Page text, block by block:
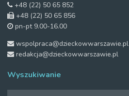
+48 (22) 50 65 852
+48 (22) 50 65 856
pn-pt 9.00-16.00
wspolpraca@dzieckowwarszawie.pl
redakcja@dzieckowwarszawie.pl
Wyszukiwanie